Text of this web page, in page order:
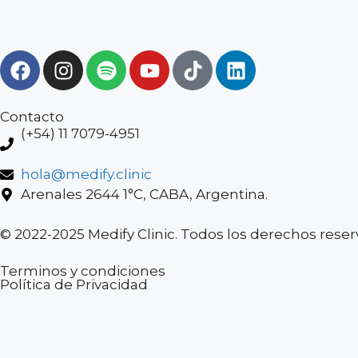
Contacto
(+54) 11 7079-4951
hola@medify.clinic
Arenales 2644 1°C, CABA, Argentina.
© 2022-2025 Medify Clinic. Todos los derechos
Terminos y condiciones
Política de Privacidad